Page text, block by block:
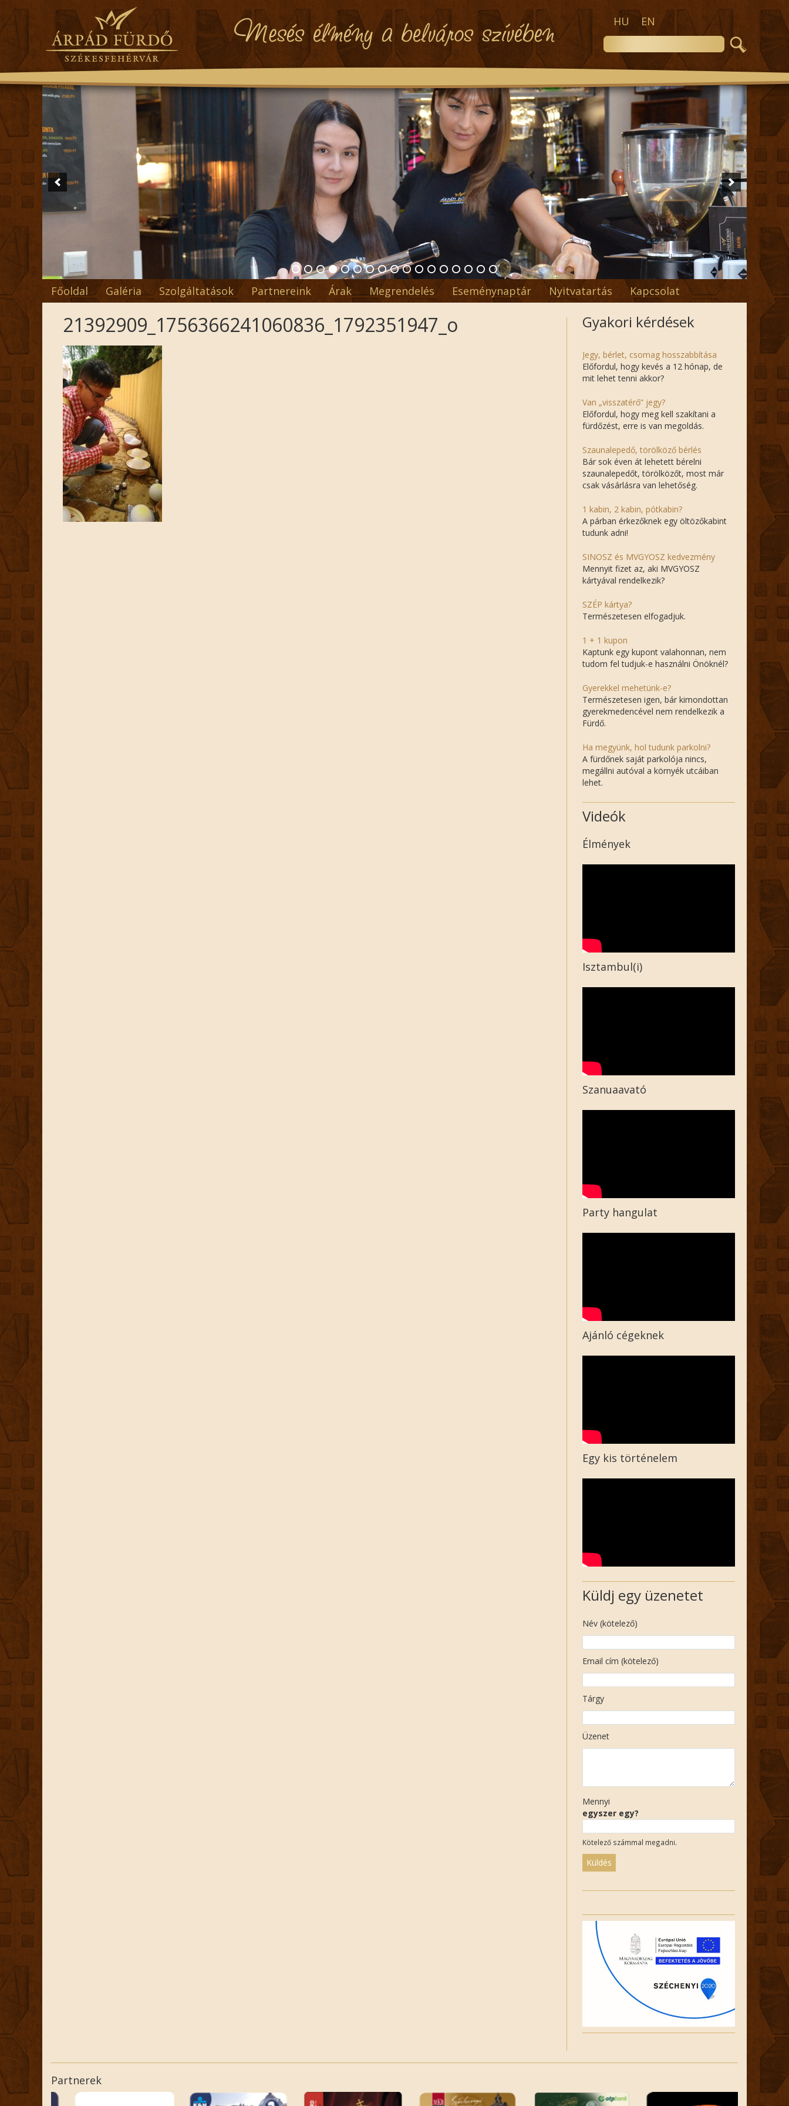
HU EN
Főoldal Galéria Szolgáltatások Partnereink Árak Megrendelés Eseménynaptár Nyitvatartás Kapcsolat
21392909_1756366241060836_1792351947_o Gyakori kérdések
Jegy, bérlet, csomag hosszabbítása
Előfordul, hogy kevés a 12 hónap, de
mit lehet tenni akkor?
Van „visszatérő” jegy?
Előfordul, hogy meg kell szakítani a
fürdőzést, erre is van megoldás.
Szaunalepedő, törölköző bérlés
Bár sok éven át lehetett bérelni
szaunalepedőt, törölközőt, most már
csak vásárlásra van lehetőség.
1 kabin, 2 kabin, pótkabin?
A párban érkezőknek egy öltözőkabint
tudunk adni!
SINOSZ és MVGYOSZ kedvezmény
Mennyit fizet az, aki MVGYOSZ
kártyával rendelkezik?
SZÉP kártya?
Természetesen elfogadjuk.
1 + 1 kupon
Kaptunk egy kupont valahonnan, nem
tudom fel tudjuk-e használni Önöknél?
Gyerekkel mehetünk-e?
Természetesen igen, bár kimondottan
gyerekmedencével nem rendelkezik a
Fürdő.
Ha megyünk, hol tudunk parkolni?
A fürdőnek saját parkolója nincs,
megállni autóval a környék utcáiban
lehet.
Videók
Élmények
Isztambul(i)
Szanuaavató
Party hangulat
Ajánló cégeknek
Egy kis történelem
Küldj egy üzenetet
Név (kötelező)
Email cím (kötelező)
Tárgy
Üzenet
Mennyi
egyszer egy?
Kötelező számmal megadni.
field
empty.
Partnerek